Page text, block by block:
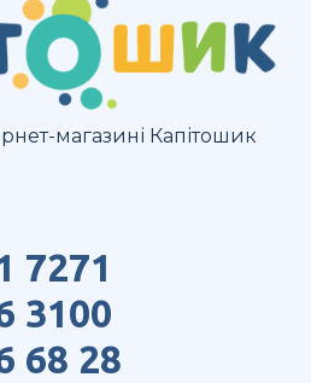
магазині Капітошик
7271
3100
68 28